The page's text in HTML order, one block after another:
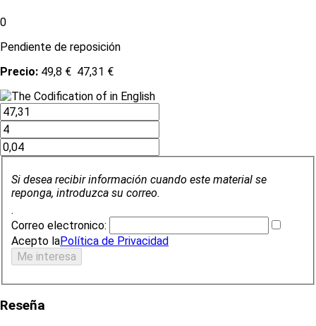
0
Pendiente de reposición
Precio: 49,8 € 47,31 €
Si desea recibir información cuando este material se
reponga, introduzca su correo.
.
Correo electronico:
Acepto laPolítica de Privacidad
Reseña